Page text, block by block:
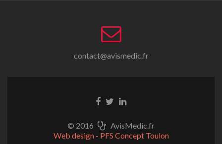
contact@avismedic.fr
© 2016
AvisMedic.fr
Web design - PFS Concept Toulon